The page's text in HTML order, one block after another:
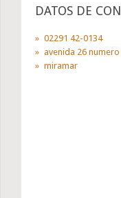
DATOS DE
02291 42-0134
avenida 26 numero
miramar